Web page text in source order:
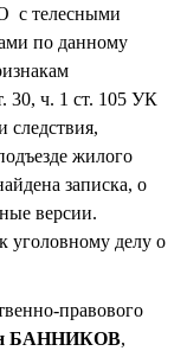
с телесными
по данному
30, ч. 1 ст. 105 УК
жилого
записка, о
версии.
уголовному делу о
правового
БАННИКОВ,